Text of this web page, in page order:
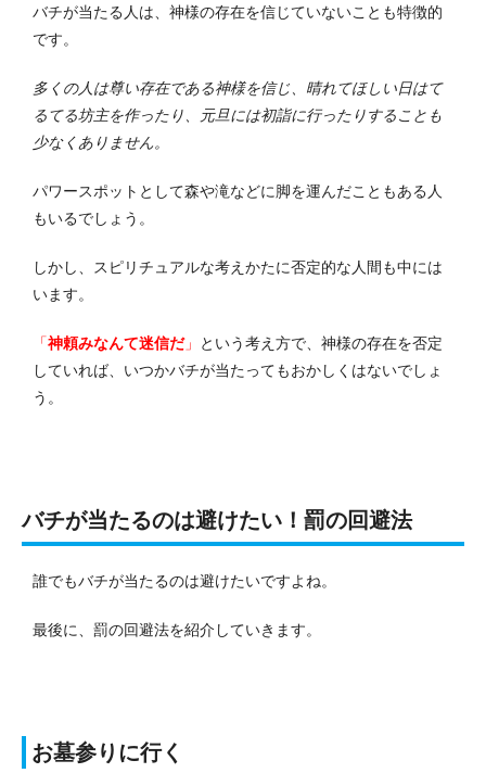
バチが当たる人は、神様の存在を信じていないことも特徴的
です。
多くの人は尊い存在である神様を信じ、晴れてほしい日はて
るてる坊主を作ったり、元旦には初詣に行ったりすることも
少なくありません。
パワースポットとして森や滝などに脚を運んだこともある人
もいるでしょう。
しかし、スピリチュアルな考えかたに否定的な人間も中には
います。
「神頼みなんて迷信だ」
という考え方で、神様の存在を否定
していれば、いつかバチが当たってもおかしくはないでしょ
う。
バチが当たるのは避けたい！罰の回避法
誰でもバチが当たるのは避けたいですよね。
最後に、罰の回避法を紹介していきます。
お墓参りに行く